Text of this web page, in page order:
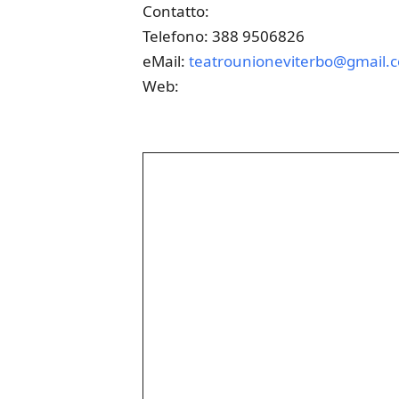
Contatto:
Telefono: 388 9506826
eMail:
Web: